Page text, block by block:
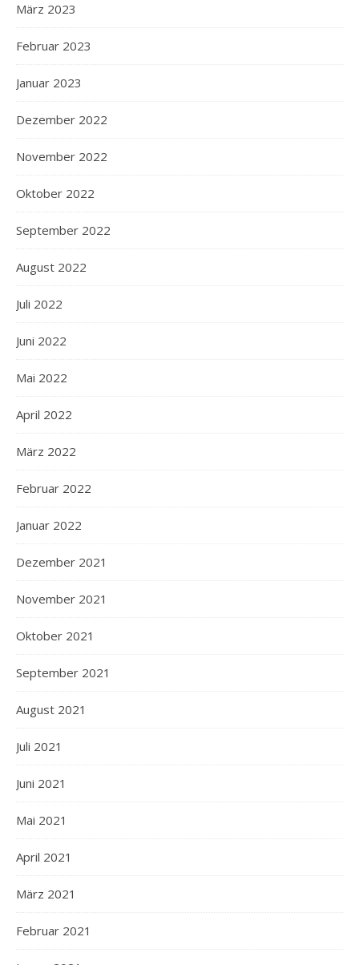
März 2023
Februar 2023
Januar 2023
Dezember 2022
November 2022
Oktober 2022
September 2022
August 2022
Juli 2022
Juni 2022
Mai 2022
April 2022
März 2022
Februar 2022
Januar 2022
Dezember 2021
November 2021
Oktober 2021
September 2021
August 2021
Juli 2021
Juni 2021
Mai 2021
April 2021
März 2021
Februar 2021